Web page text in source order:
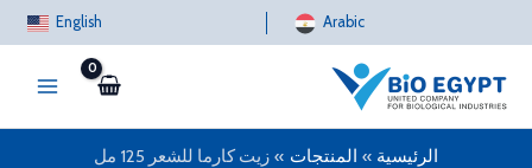
إلى
English Arabic
الرئيسية المنتجات زيت كارما للشعر 125 مل